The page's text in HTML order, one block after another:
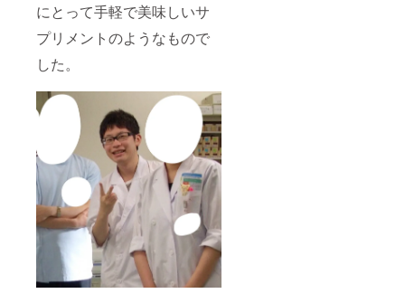
にとって手軽で美味しいサ
プリメントのようなもので
した。